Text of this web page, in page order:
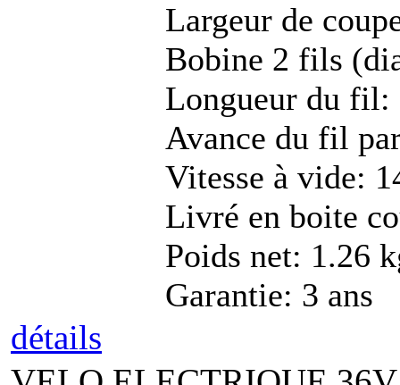
Largeur de
Bobine 2 fils
Longueur du fil:
Avance du fil
Vitesse à vide:
Livré en boite
Poids net: 1.26
Garantie: 3 ans
détails